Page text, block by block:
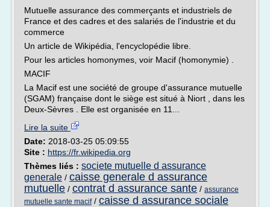
Mutuelle assurance des commerçants et industriels de
France et des cadres et des salariés de l'industrie et du
commerce
Un article de Wikipédia, l'encyclopédie libre.
Pour les articles homonymes, voir Macif (homonymie) .
MACIF
La Macif est une société de groupe d'assurance mutuelle
(SGAM) française dont le siège est situé à Niort , dans les
Deux-Sèvres . Elle est organisée en 11...
Lire la suite
Date: 2018-03-25 05:09:55
Site : https://fr.wikipedia.org
Thèmes liés : societe mutuelle d assurance
generale / caisse generale d assurance
mutuelle / contrat d assurance sante / assurance
mutuelle sante macif/ caisse d assurance sociale